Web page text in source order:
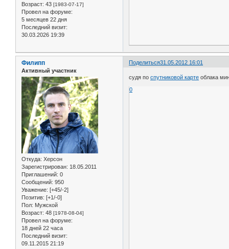
Возраст: 43 [1983-07-17]
Провел на форуме:
5 месяцев 22 дня
Последний визит:
30.03.2026 19:39
Поделиться31.05.2012 16:01
Филипп
Активный участник
Откуда: Херсон
Зарегистрирован: 18.05.2011
Приглашений: 0
Сообщений: 950
Уважение: [+45/-2]
Позитив: [+1/-0]
Пол: Мужской
Возраст: 48 [1978-08-04]
Провел на форуме:
18 дней 22 часа
Последний визит:
09.11.2015 21:19
судя поспутниковой карте облака
0